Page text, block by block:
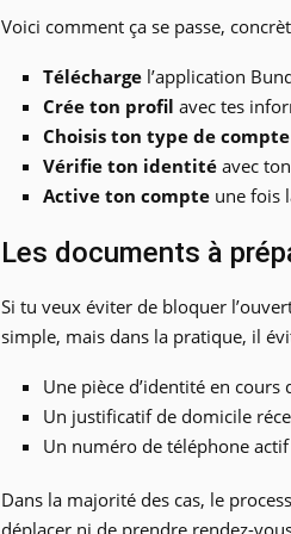
Voici comment ça se passe,
Télécharge l’application
Crée ton profil avec tes
Choisis ton type de compte
Vérifie ton identité avec
Active ton compte une fois
Les documents à
Si tu veux éviter de bloquer
simple, mais dans la pratique, il
Une pièce d’identité en cours
Un justificatif de domicile
Un numéro de téléphone
Dans la majorité des cas, le
déplacer ni de prendre rendez-